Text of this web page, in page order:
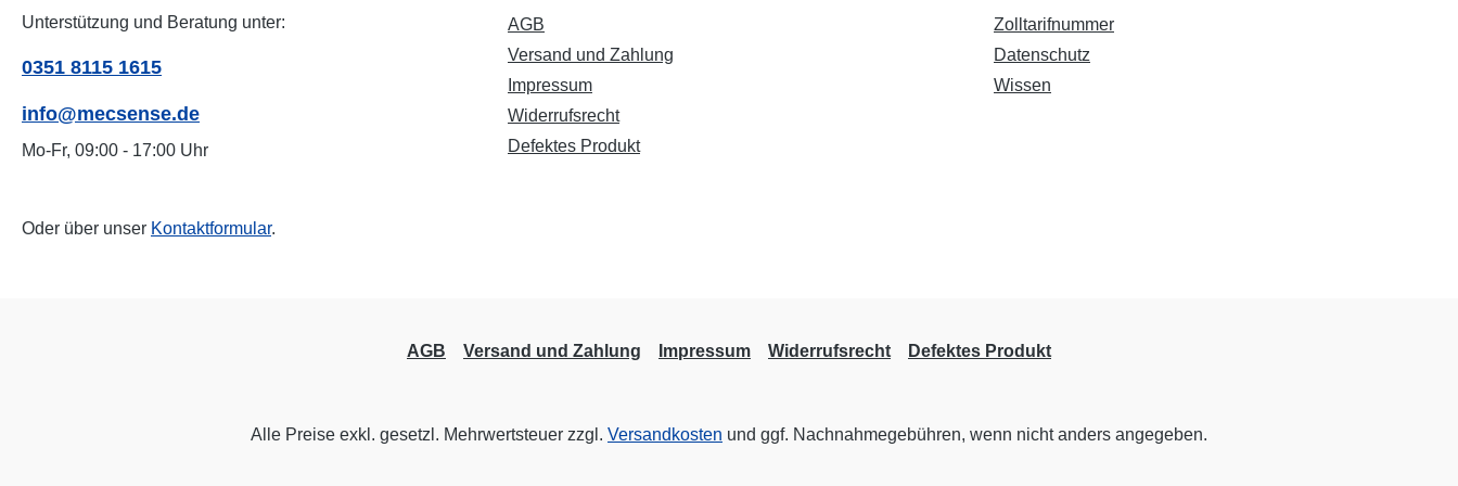
Unterstützung und Beratung unter:
0351 8115 1615
info@mecsense.de
Mo-Fr, 09:00 - 17:00 Uhr
Oder über unser Kontaktformular.
AGB
Versand und Zahlung
Impressum
Widerrufsrecht
Defektes Produkt
Zolltarifnummer
Datenschutz
Wissen
AGB Versand und Zahlung Impressum Widerrufsrecht Defektes Produkt
Alle Preise exkl. gesetzl. Mehrwertsteuer zzgl. Versandkosten und ggf. Nachnahmegebühren, wenn nicht anders angegeben.